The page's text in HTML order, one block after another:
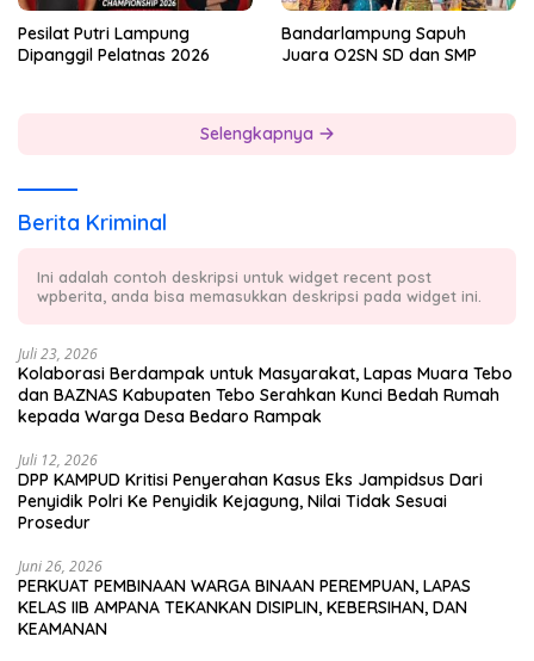
Pesilat Putri Lampung
Dipanggil Pelatnas 2026
Bandarlampung Sapuh
Juara O2SN SD dan SMP
Selengkapnya
Berita Kriminal
Ini adalah contoh deskripsi untuk widget recent post
wpberita, anda bisa memasukkan deskripsi pada widget ini.
Juli 23, 2026
Kolaborasi Berdampak untuk Masyarakat, Lapas Muara Tebo
dan BAZNAS Kabupaten Tebo Serahkan Kunci Bedah Rumah
kepada Warga Desa Bedaro Rampak
Juli 12, 2026
DPP KAMPUD Kritisi Penyerahan Kasus Eks Jampidsus Dari
Penyidik Polri Ke Penyidik Kejagung, Nilai Tidak Sesuai
Prosedur
Juni 26, 2026
PERKUAT PEMBINAAN WARGA BINAAN PEREMPUAN, LAPAS
KELAS IIB AMPANA TEKANKAN DISIPLIN, KEBERSIHAN, DAN
KEAMANAN